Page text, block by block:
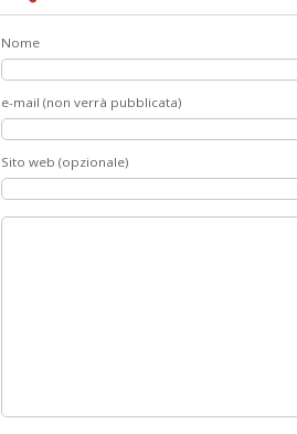
Nome
e-mail (non verrà pubblicata)
Sito web (opzionale)